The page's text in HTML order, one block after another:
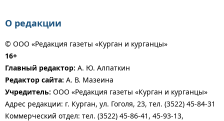
О редакции
© ООО «Редакция газеты «Курган и курганцы»
16+
Главный редактор: А. Ю. Алпаткин
Редактор сайта: А. В. Мазеина
Учредитель: ООО «Редакция газеты «Курган и курганцы»
Адрес редакции: г. Курган, ул. Гоголя, 23, тел. (3522) 45-84-31
Коммерческий отдел: тел. (3522) 45-86-41, 45-93-13,